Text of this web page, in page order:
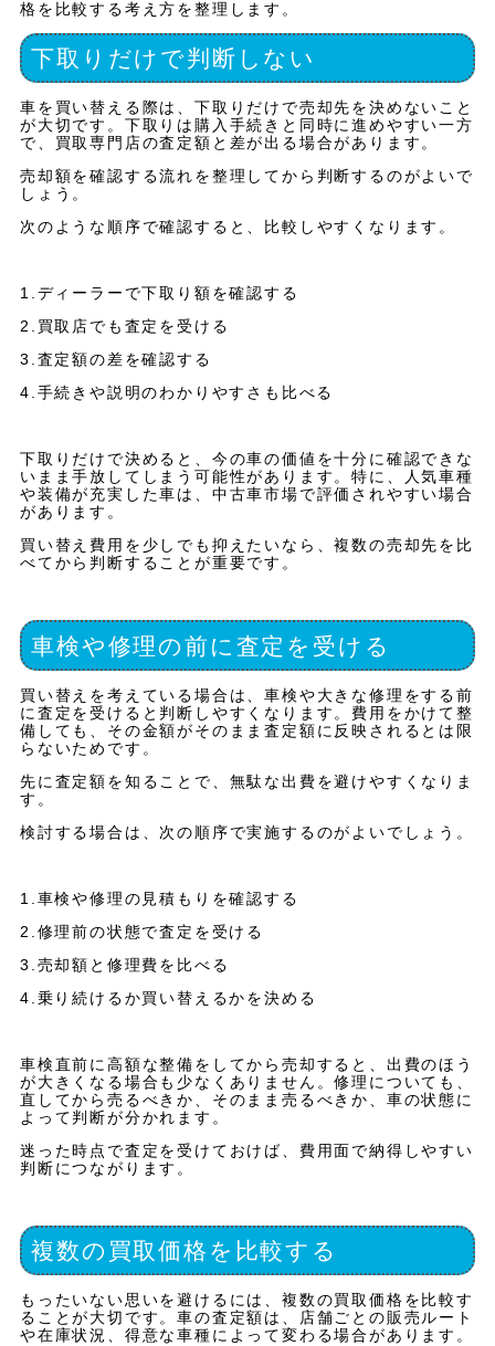
格を比較する考え方を整理します。
下取りだけで判断しない
車を買い替える際は、下取りだけで売却先を決めないこと
が大切です。下取りは購入手続きと同時に進めやすい一方
で、買取専門店の査定額と差が出る場合があります。
売却額を確認する流れを整理してから判断するのがよいで
しょう。
次のような順序で確認すると、比較しやすくなります。
1.ディーラーで下取り額を確認する
2.買取店でも査定を受ける
3.査定額の差を確認する
4.手続きや説明のわかりやすさも比べる
下取りだけで決めると、今の車の価値を十分に確認できな
いまま手放してしまう可能性があります。特に、人気車種
や装備が充実した車は、中古車市場で評価されやすい場合
があります。
買い替え費用を少しでも抑えたいなら、複数の売却先を比
べてから判断することが重要です。
車検や修理の前に査定を受ける
買い替えを考えている場合は、車検や大きな修理をする前
に査定を受けると判断しやすくなります。費用をかけて整
備しても、その金額がそのまま査定額に反映されるとは限
らないためです。
先に査定額を知ることで、無駄な出費を避けやすくなりま
す。
検討する場合は、次の順序で実施するのがよいでしょう。
1.車検や修理の見積もりを確認する
2.修理前の状態で査定を受ける
3.売却額と修理費を比べる
4.乗り続けるか買い替えるかを決める
車検直前に高額な整備をしてから売却すると、出費のほう
が大きくなる場合も少なくありません。修理についても、
直してから売るべきか、そのまま売るべきか、車の状態に
よって判断が分かれます。
迷った時点で査定を受けておけば、費用面で納得しやすい
判断につながります。
複数の買取価格を比較する
もったいない思いを避けるには、複数の買取価格を比較す
ることが大切です。車の査定額は、店舗ごとの販売ルート
や在庫状況、得意な車種によって変わる場合があります。